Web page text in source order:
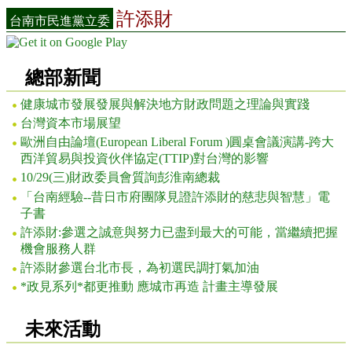
台南市民進黨立委 許添財
總部新聞
健康城市發展發展與解決地方財政問題之理論與實踐
台灣資本市場展望
歐洲自由論壇(European Liberal Forum )圓桌會議演講-跨大
西洋貿易與投資伙伴協定(TTIP)對台灣的影響
10/29(三)財政委員會質詢彭淮南總裁
「台南經驗--昔日市府團隊見證許添財的慈悲與智慧」電
子書
許添財:參選之誠意與努力已盡到最大的可能，當繼續把握
機會服務人群
許添財參選台北市長，為初選民調打氣加油
*政見系列*都更推動 應城市再造 計畫主導發展
未來活動